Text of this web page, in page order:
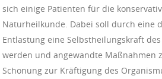
sich einige Patienten für die
Naturheilkunde. Dabei soll durch eine
Entlastung eine Selbstheilungskraft
werden und angewandte Maßnahmen
Schonung zur Kräftigung des